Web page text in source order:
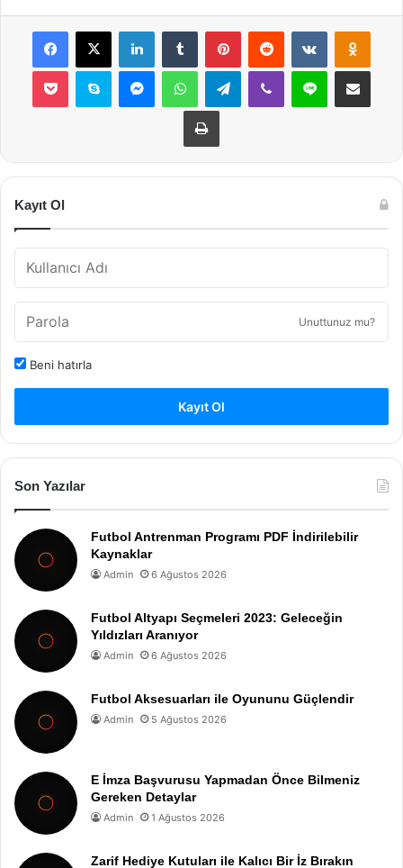
Facebook
X LinkedInTumblr PinterestReddit VKontakte
Pocket Skype MessengerWhatsAppTelegramViber Line E-Posta ile
Yazdır
Kayıt Ol
Unuttunuz mu?
Beni hatırla
Kayıt Ol
Son Yazılar
Futbol Antrenman Programı PDF İndirilebilir
Kaynaklar
Admin 6 Ağustos 2026
Futbol Altyapı Seçmeleri 2023: Geleceğin
Yıldızları Aranıyor
Admin 6 Ağustos 2026
Futbol Aksesuarları ile Oyununu Güçlendir
Admin 5 Ağustos 2026
E İmza Başvurusu Yapmadan Önce Bilmeniz
Gereken Detaylar
Admin 1 Ağustos 2026
Zarif Hediye Kutuları ile Kalıcı Bir İz Bırakın